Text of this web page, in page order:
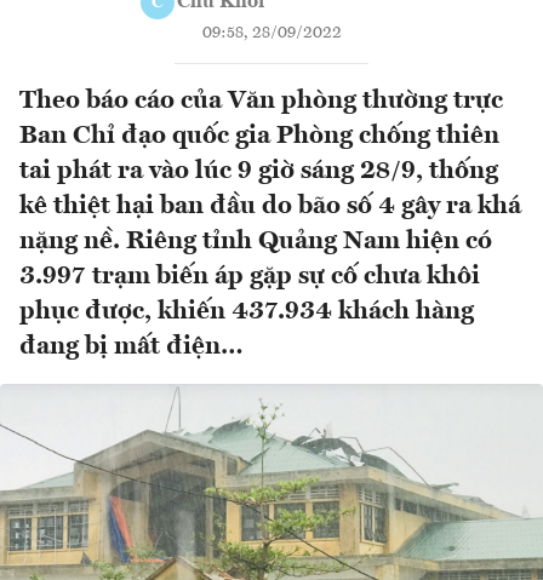
09:58, 28/09/2022
Theo báo cáo của Văn phòng thường trực
Ban Chỉ đạo quốc gia Phòng chống thiên
tai phát ra vào lúc 9 giờ sáng 28/9, thống
kê thiệt hại ban đầu do bão số 4 gây ra khá
nặng nề. Riêng tỉnh Quảng Nam hiện có
3.997 trạm biến áp gặp sự cố chưa khôi
phục được, khiến 437.934 khách hàng
đang bị mất điện…